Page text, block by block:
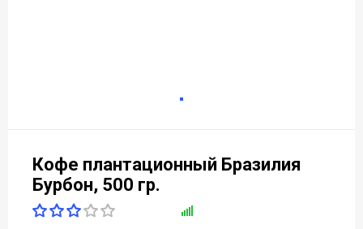
Кофе плантационный Бразилия
Бурбон, 500 гр.